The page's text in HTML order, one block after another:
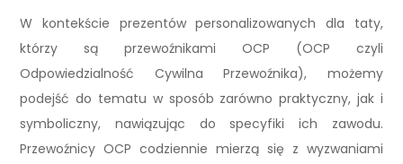
W kontekście prezentów personalizowanych dla taty,
którzy są przewoźnikami OCP (OCP czyli
Odpowiedzialność Cywilna Przewoźnika), możemy
podejść do tematu w sposób zarówno praktyczny, jak i
symboliczny, nawiązując do specyfiki ich zawodu.
Przewoźnicy OCP codziennie mierzą się z wyzwaniami